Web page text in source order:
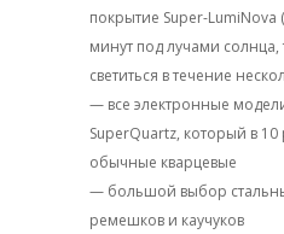
покрытие Super-LumiNova
минут под лучами солнца,
светиться в течение
— все электронные
SuperQuartz, который в 10
обычные кварцевые
— большой выбор
ремешков и каучуков